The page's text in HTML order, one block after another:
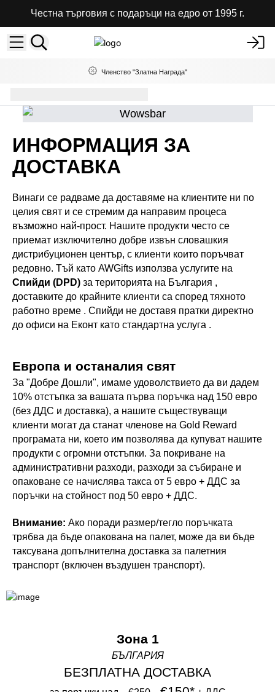
Честна търговия с подаръци на едро от 1995 г.
Членство "Златна Награда"
ИНФОРМАЦИЯ ЗА
ДОСТАВКА
Винаги се радваме да доставяме на клиентите ни по
целия свят и се стремим да направим процеса
възможно най-прост. Нашите продукти често се
приемат изключително добре извън словашкия
дистрибуционен център, с клиенти които поръчват
редовно. Тъй като AWGifts използва услугите на
Спийди (DPD) за територията на България ,
доставките до крайните клиенти са според тяхното
работно време . Спийди не доставя пратки директно
до офиси на Еконт като стандартна услуга .
Европа и останалия свят
За "Добре Дошли", имаме удоволствието да ви дадем
10% отстъпка за вашата първа поръчка над 150 евро
(без ДДС и доставка), а нашите съществуващи
клиенти могат да станат членове на Gold Reward
програмата ни, което им позволява да купуват нашите
продукти с огромни отстъпки. За покриване на
административни разходи, разходи за събиране и
опаковане се начислява такса от 5 евро + ДДС за
поръчки на стойност под 50 евро + ДДС.
Внимание: Ако поради размер/тегло поръчката
трябва да бъде опакована на палет, може да ви бъде
таксувана допълнителна доставка за палетния
транспорт (включен въздушен транспорт).
Зона 1
БЪЛГАРИЯ
БЕЗПЛАТНА ДОСТАВКА